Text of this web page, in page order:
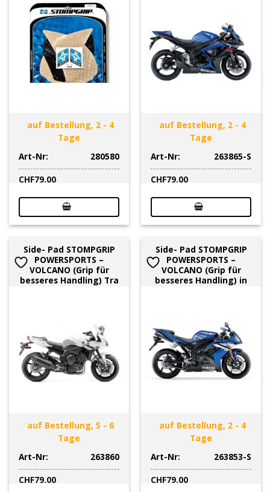
auf Bestellung, 2 - 4
Tage
Art-Nr:
280580
CHF79.00
auf Bestellung, 2 - 4
Tage
Art-Nr:
263865-S
CHF79.00
Side- Pad STOMPGRIP
POWERSPORTS –
VOLCANO (Grip für
besseres Handling) Tra
auf Bestellung, 5 - 6
Tage
Art-Nr:
263860
CHF79.00
Side- Pad STOMPGRIP
POWERSPORTS –
VOLCANO (Grip für
besseres Handling) in
auf Bestellung, 2 - 4
Tage
Art-Nr:
263853-S
CHF79.00